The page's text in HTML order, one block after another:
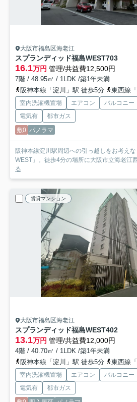
大阪市福島区海老江
スプランディッド福島WEST703
16.1万円 管理/共益費12,500円
7階 / 48.95㎡ / 1LDK /築1年未満
阪神本線「淀川」駅 徒歩5分
東西線
室内洗濯機置場 エアコン バルコニー
電気有
都市ガス
敷0 パノラマ
阪神本線淀川駅周辺への引っ越しをお考え
WEST」。徒歩4分の場所に大阪市立海老江
る
賃貸マンション
大阪市福島区海老江
スプランディッド福島WEST402
13.1万円 管理/共益費12,000円
4階 / 40.70㎡ / 1LDK /築1年未満
阪神本線「淀川」駅 徒歩5分
東西線
室内洗濯機置場 エアコン バルコニー
電気有
都市ガス